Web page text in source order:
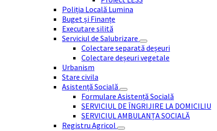
Poliția Locală Lumina
Buget și Finanțe
Executare silită
Serviciul de Salubrizare
Colectare separată deșeuri
Colectare deșeuri vegetale
Urbanism
Stare civila
Asistență Socială
Formulare Asistență Socială
SERVICIUL DE ÎNGRIJIRE LA DOMICILIU
SERVICIUL AMBULANȚA SOCIALĂ
Registru Agricol